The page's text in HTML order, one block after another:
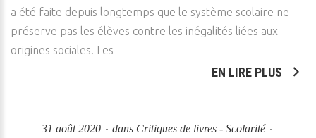
a été faite depuis longtemps que le système scolaire ne
préserve pas les élèves contre les inégalités liées aux
origines sociales. Les
EN LIRE PLUS
31 août 2020 dans Critiques de livres - Scolarité